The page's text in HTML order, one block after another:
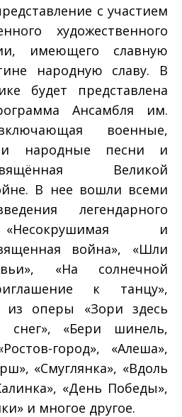
с участием
художественного
имеющего славную
народную славу. В
будет представлена
Ансамбля им.
военные,
и народные песни и
Великой
В нее вошли всеми
легендарного
и
война», «Шли
«На солнечной
к танцу»,
из оперы «Зори здесь
снег», «Бери шинель,
город», «Алеша»,
«Смуглянка», «Вдоль
«День Победы»,
и многое другое.